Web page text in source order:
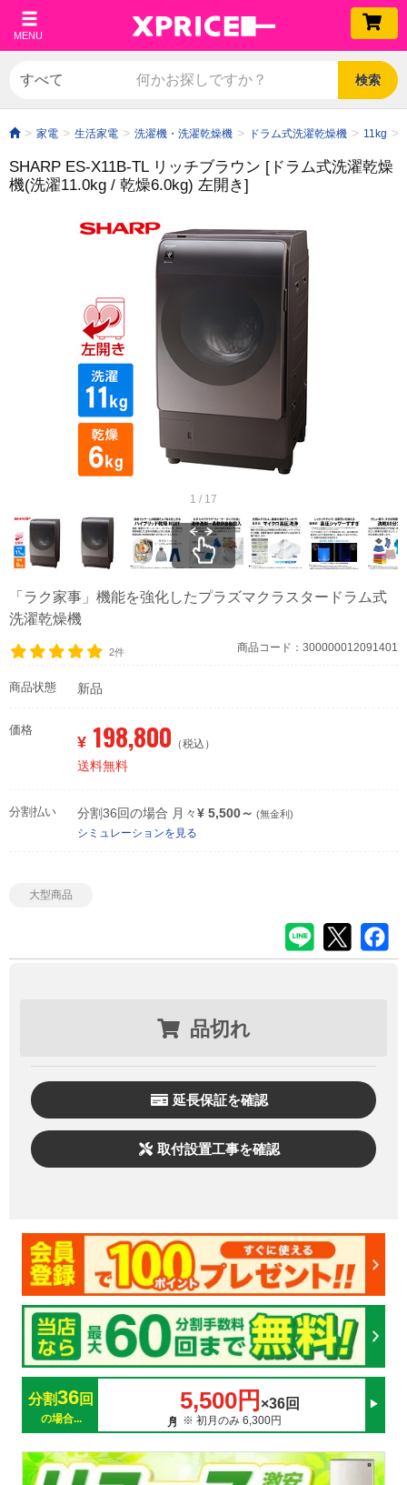
MENU
検索
家電 生活家電 洗濯機・洗濯乾燥機 ドラム式洗濯乾燥機 11kg
SHARP ES-X11B-TL リッチブラウン [ドラム式洗濯乾燥
機(洗濯11.0kg / 乾燥6.0kg) 左開き]
1 / 17
「ラク家事」機能を強化したプラズマクラスタードラム式
洗濯乾燥機
2件 商品コード：300000012091401
商品状態 新品
価格
¥ 198,800 （税込）
送料無料
分割払い 分割36回の場合 月々¥ 5,500～ (無金利)
シミュレーションを見る
大型商品
品切れ
延長保証を確認
取付設置工事を確認
分割36回
の場合...
5,500円 ×36回
※ 初月のみ 6,300円